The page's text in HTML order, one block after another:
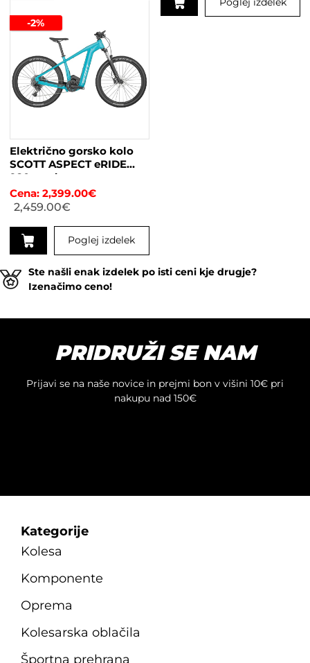
-2%
Električno gorsko kolo
SCOTT ASPECT eRIDE
920 modra
2,399.00€
2,459.00€
Poglej izdelek
izdelek
ima
različic.
Ste našli enak izdelek po isti ceni kje drugje?
Izenačimo ceno!
PRIDRUŽI SE NAM
Prijavi se na naše novice in prejmi bon v višini 10€ pri
nakupu nad 150€
Kategorije
Kolesa
Komponente
Oprema
Kolesarska oblačila
Športna prehrana